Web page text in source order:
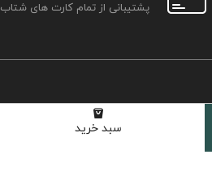
سبد خرید
پشتیبانی از تمام کارت های شتاب